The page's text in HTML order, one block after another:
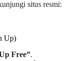
situs resmi:
Up)
Free”.